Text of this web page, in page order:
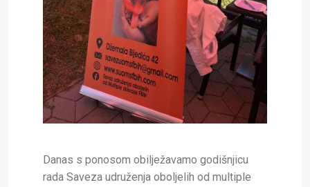
Danas s ponosom obilježavamo godišnjicu
rada Saveza udruženja oboljelih od multiple